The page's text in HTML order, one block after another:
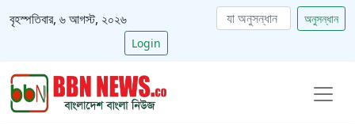
বৃহস্পতিবার, ৬ আগস্ট, ২০২৬
অনুসন্ধান
Login